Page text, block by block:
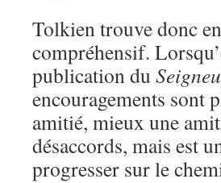
Tolkien trouve donc
compréhensif.
publication du
encouragements sont
amitié, mieux une
désaccords, mais est
progresser sur le